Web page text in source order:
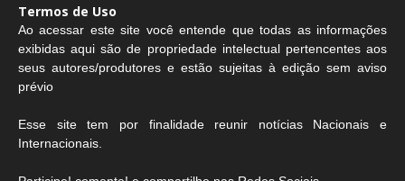
Termos de Uso
Ao acessar este site você entende que todas as informações
exibidas aqui são de propriedade intelectual pertencentes aos
seus autores/produtores e estão sujeitas à edição sem aviso
prévio
Esse site tem por finalidade reunir notícias Nacionais e
Internacionais.